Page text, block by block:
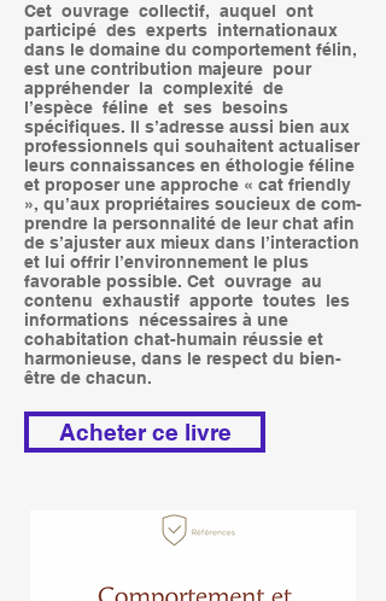
Cet ouvrage collectif, auquel ont
participé des experts internationaux
dans le domaine du comportement félin,
est une contribution majeure pour
appréhender la complexité de
l’espèce féline et ses besoins
spécifiques. Il s’adresse aussi bien aux
professionnels qui souhaitent actualiser
leurs connaissances en éthologie féline
et proposer une approche « cat friendly
», qu’aux propriétaires soucieux de com-
prendre la personnalité de leur chat afin
de s’ajuster aux mieux dans l’interaction
et lui offrir l’environnement le plus
favorable possible. Cet ouvrage au
contenu exhaustif apporte toutes les
informations nécessaires à une
cohabitation chat-humain réussie et
harmonieuse, dans le respect du bien-
être de chacun.
Acheter ce livre